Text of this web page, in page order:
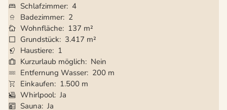
Schlafzimmer 4
Badezimmer 2
Wohnfläche 137 m²
Grundstück
3.417 m²
Haustiere 1
Kurzurlaub möglich
Nein
Entfernung Wasser 200 m
Einkaufen
1.500 m
Whirlpool Ja
Sauna Ja